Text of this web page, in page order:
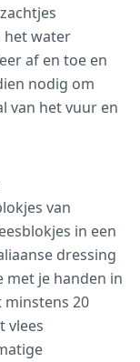
het water
af en toe en
nodig om
van het vuur en
van
in een
dressing
met je handen in
minstens 20
vlees